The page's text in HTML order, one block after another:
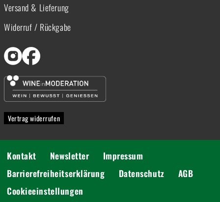
Versand & Lieferung
Widerruf / Rückgabe
Vertrag widerrufen
Kontakt Newsletter
Impressum
Barrierefreiheitserklärung
Datenschutz
AGB
Cookieeinstellungen